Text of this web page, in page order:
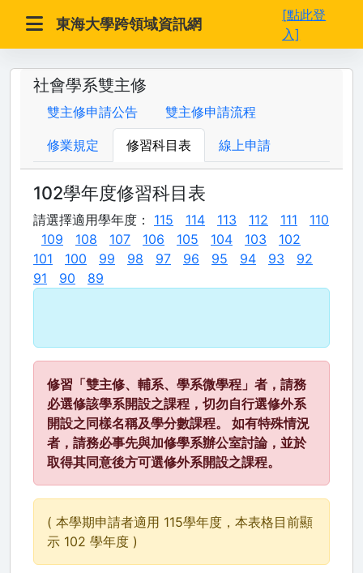
東海大學跨領域資訊網
[點此登
入]
社會學系雙主修
雙主修申請公告 雙主修申請流程
修業規定 修習科目表 線上申請
102學年度修習科目表
請選擇適用學年度： 115 114 113 112 111
110
109
108 107 106 105 104 103
102
101
100 99 98 97 96 95 94 93
92
91
90 89
修習「雙主修、輔系、學系微學程」者，請務
必選修該學系開設之課程，切勿自行選修外系
開設之同樣名稱及學分數課程。 如有特殊情況
者，請務必事先與加修學系辦公室討論，並於
取得其同意後方可選修外系開設之課程。
( 本學期申請者適用 115學年度，本表格目前顯
示 102 學年度 )